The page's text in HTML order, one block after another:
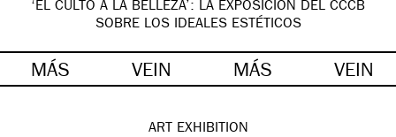
‘EL CULTO A LA BELLEZA’: LA EXPOSICIÓN DEL CCCB
SOBRE LOS IDEALES ESTÉTICOS
MÁS VEIN MÁS VEIN
ART EXHIBITION